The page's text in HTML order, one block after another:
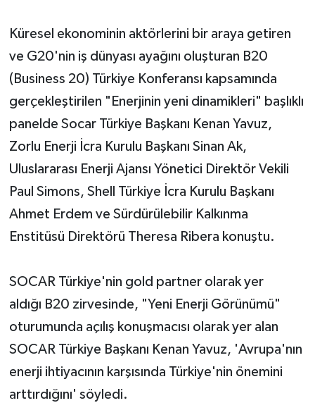
Küresel ekonominin aktörlerini bir araya getiren
ve G20'nin iş dünyası ayağını oluşturan B20
(Business 20) Türkiye Konferansı kapsamında
gerçekleştirilen "Enerjinin yeni dinamikleri" başlıklı
panelde Socar Türkiye Başkanı Kenan Yavuz,
Zorlu Enerji İcra Kurulu Başkanı Sinan Ak,
Uluslararası Enerji Ajansı Yönetici Direktör Vekili
Paul Simons, Shell Türkiye İcra Kurulu Başkanı
Ahmet Erdem ve Sürdürülebilir Kalkınma
Enstitüsü Direktörü Theresa Ribera konuştu.
SOCAR Türkiye'nin gold partner olarak yer
aldığı B20 zirvesinde, "Yeni Enerji Görünümü"
oturumunda açılış konuşmacısı olarak yer alan
SOCAR Türkiye Başkanı Kenan Yavuz, 'Avrupa'nın
enerji ihtiyacının karşısında Türkiye'nin önemini
arttırdığını' söyledi.